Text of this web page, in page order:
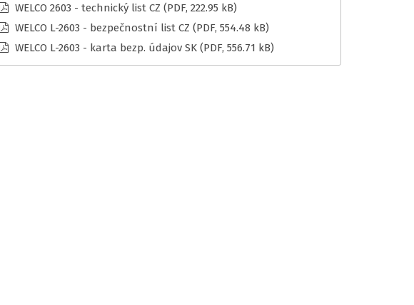
WELCO 2603 - technický list CZ (PDF, 222.95 kB)
WELCO L-2603 - bezpečnostní list CZ (PDF, 554.48 kB)
WELCO L-2603 - karta bezp. údajov SK (PDF, 556.71 kB)